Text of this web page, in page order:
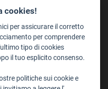
cookies!
per assicurare il corretto
per comprendere
tipo di cookies
il tuo esplicito consenso.
politiche sui cookie e